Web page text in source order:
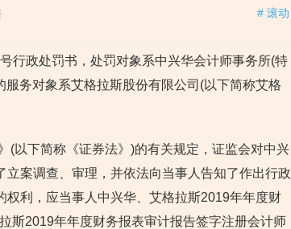
# 滚动
行政处罚书，处罚对象系中兴华会计师事务所(特
务对象系艾格拉斯股份有限公司(以下简称艾格
(以下简称《证券法》)的有关规定，证监会对中兴
案调查、审理，并依法向当事人告知了作出行政
利，应当事人中兴华、艾格拉斯2019年年度财
斯2019年年度财务报表审计报告签字注册会计师